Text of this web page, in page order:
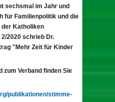
sechsmal im Jahr und
für Familienpolitik und die
Katholiken
2020 schrieb Dr.
"Mehr Zeit für Kinder
zum Verband finden Sie
publikationen/stimme-